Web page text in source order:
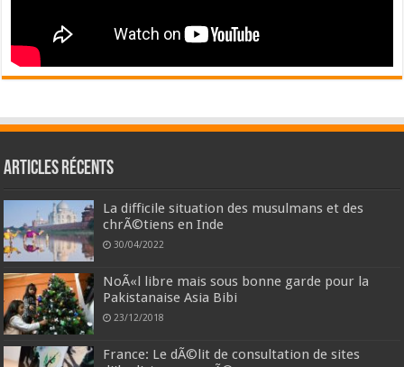
Articles récents
La difficile situation des musulmans et des
chrÃ©tiens en Inde
30/04/2022
NoÃ«l libre mais sous bonne garde pour la
Pakistanaise Asia Bibi
23/12/2018
France: Le dÃ©lit de consultation de sites